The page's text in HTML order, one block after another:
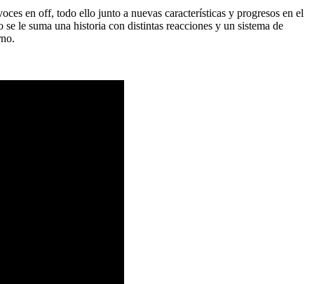
en off, todo ello junto a nuevas características y progresos en el
le suma una historia con distintas reacciones y un sistema de